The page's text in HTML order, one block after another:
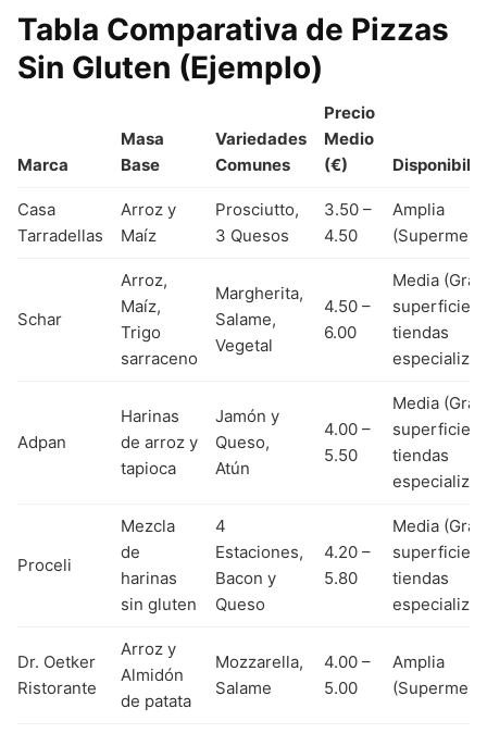
Tabla Comparativa de Pizzas
Sin Gluten (Ejemplo)
Marca
Masa
Base
Variedades
Comunes
Precio
Medio
(€)
Casa
Tarradellas
Arroz y
Maíz
Prosciutto,
3 Quesos
3.50 –
4.50
Amplia
Schar
Arroz,
Maíz,
Trigo
sarraceno
Margherita,
Salame,
Vegetal
4.50 –
6.00
Media
superficies,
tiendas
Adpan
Harinas
de arroz y
tapioca
Jamón y
Queso,
Atún
4.00 –
5.50
Media
superficies,
tiendas
Proceli
Mezcla
de
harinas
sin gluten
4
Estaciones,
Bacon y
Queso
4.20 –
5.80
Media
superficies,
tiendas
Dr. Oetker
Ristorante
Arroz y
Almidón
de patata
Mozzarella,
Salame
4.00 –
5.00
Amplia